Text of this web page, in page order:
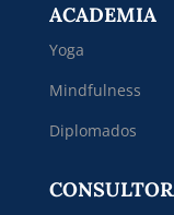
ACADEMIA
Yoga
Mindfulness
Diplomados